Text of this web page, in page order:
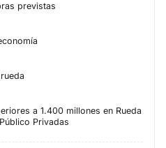
previstas
a 1.400 millones en Rueda
Privadas